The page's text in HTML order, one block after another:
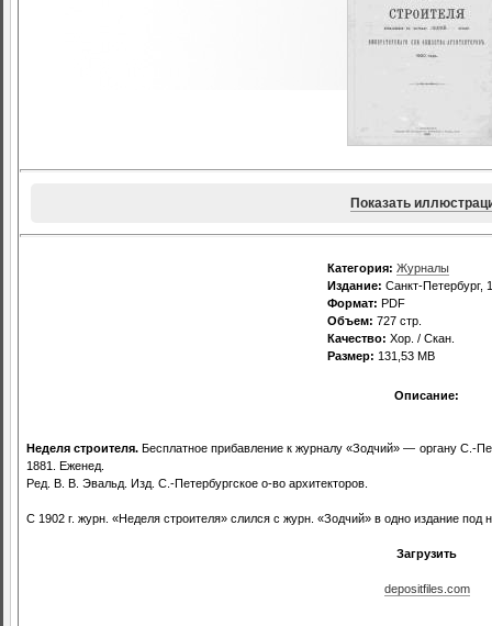
Показать
Категория: Журналы
Издание: Санкт-Петербург,
Формат: PDF
Объем: 727 стр.
Качество: Хор. / Скан.
Размер: 131,53 MB
Описание:
Неделя строителя. Бесплатное прибавление к журналу «Зодчий» — органу С.-
1881. Еженед.
Ред. В. В. Эвальд. Изд. С.-Петербургское о-во архитекторов.
С 1902 г. журн. «Неделя строителя» слился с журн. «Зодчий» в одно издание под
Загрузить
depositfiles.com